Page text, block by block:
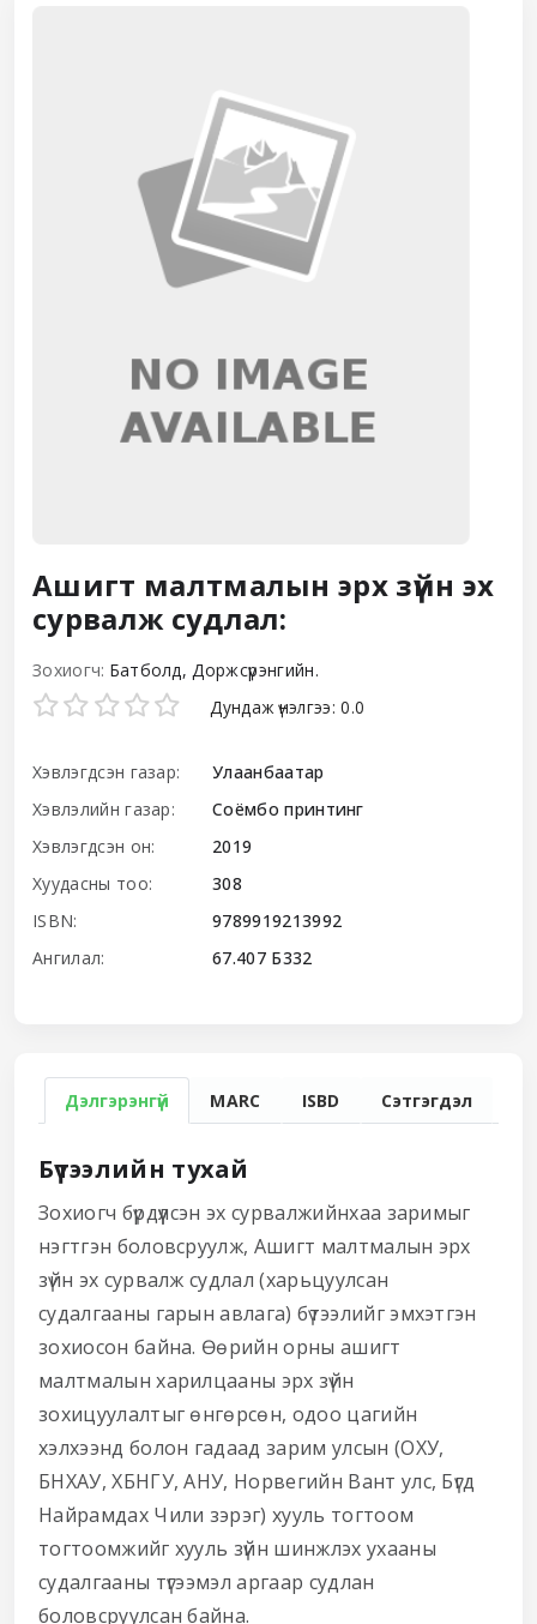
Ашигт малтмалын эрх зүйн эх
сурвалж судлал:
Зохиогч: Батболд, Доржсүрэнгийн.
Star ratings Дундаж үнэлгээ: 0.0
Хэвлэгдсэн газар:
Улаанбаатар
Хэвлэлийн газар:
Соёмбо принтинг
Хэвлэгдсэн он:
2019
Хуудасны тоо:
308
ISBN:
9789919213992
Ангилал:
67.407 Б332
Дэлгэрэнгүй MARC ISBD Сэтгэгдэл
Бүтээлийн тухай
Зохиогч бүрдүүлсэн эх сурвалжийнхаа заримыг
нэгтгэн боловсруулж, Ашигт малтмалын эрх
зүйн эх сурвалж судлал (харьцуулсан
судалгааны гарын авлага) бүтээлийг эмхэтгэн
зохиосон байна. Өөрийн орны ашигт
малтмалын харилцааны эрх зүйн
зохицуулалтыг өнгөрсөн, одоо цагийн
хэлхээнд болон гадаад зарим улсын (ОХУ,
БНХАУ, ХБНГУ, АНУ, Норвегийн Вант улс, Бүгд
Найрамдах Чили зэрэг) хууль тогтоом
тогтоомжийг хууль зүйн шинжлэх ухааны
судалгааны түгээмэл аргаар судлан
боловсруулсан байна.